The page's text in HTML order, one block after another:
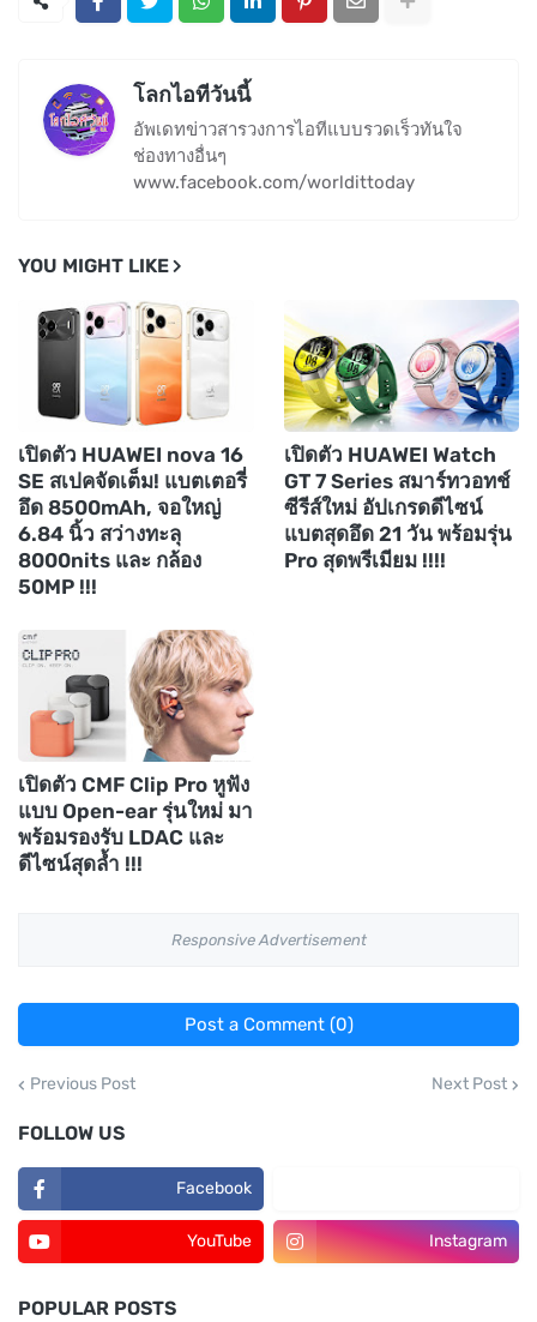
โลกไอทีวันนี้
อัพเดทข่าวสารวงการไอทีแบบรวดเร็วทันใจ
ช่องทางอื่นๆ
www.facebook.com/worldittoday
YOU MIGHT LIKE
เปิดตัว HUAWEI nova 16
SE สเปคจัดเต็ม! แบตเตอรี่
อึด 8500mAh, จอใหญ่
6.84 นิ้ว สว่างทะลุ
8000nits และ กล้อง
50MP !!!
เปิดตัว HUAWEI Watch
GT 7 Series สมาร์ทวอทช์
ซีรีส์ใหม่ อัปเกรดดีไซน์
แบตสุดอึด 21 วัน พร้อมรุ่น
Pro สุดพรีเมียม !!!!
เปิดตัว CMF Clip Pro หูฟัง
แบบ Open-ear รุ่นใหม่ มา
พร้อมรองรับ LDAC และ
ดีไซน์สุดล้ำ !!!
Responsive Advertisement
Post a Comment (0)
Previous Post Next Post
FOLLOW US
Facebook
YouTube Instagram
POPULAR POSTS